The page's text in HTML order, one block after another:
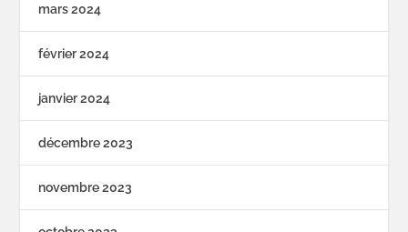
mars 2024
février 2024
janvier 2024
décembre 2023
novembre 2023